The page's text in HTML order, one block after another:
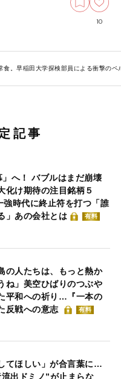
10
食。早稲田大学探検部員による衝撃のペ
記事
へ！ バブルはまだ崩壊
化け期待の注目銘柄５
強時代に終止符を打つ「誰
」あの会社とは
有料
の人たちは、もっと熱か
ね」美空ひばりのつぶや
平和への祈り…『一本の
反戦への意志
有料
てほしい」が合言葉に…
出ドミノ”が止まらな